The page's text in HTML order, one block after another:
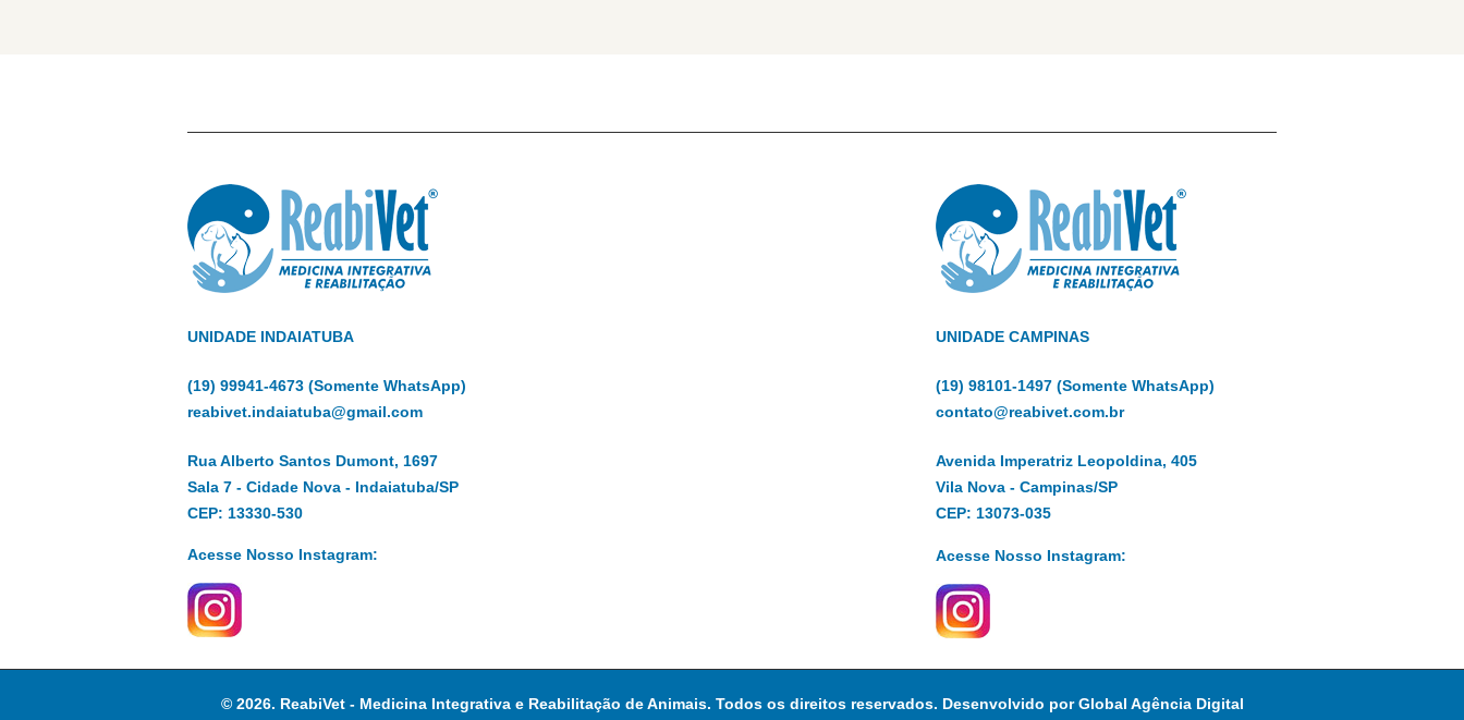
UNIDADE INDAIATUBA
(19) 99941-4673 (Somente WhatsApp)
reabivet.indaiatuba@gmail.com
Rua Alberto Santos Dumont, 1697
Sala 7 - Cidade Nova - Indaiatuba/SP
CEP: 13330-530
Acesse Nosso Instagram:
UNIDADE CAMPINAS
(19) 98101-1497 (Somente WhatsApp)
contato@reabivet.com.br
Avenida Imperatriz Leopoldina, 405
Vila Nova - Campinas/SP
CEP: 13073-035
Acesse Nosso Instagram:
© 2026. ReabiVet - Medicina Integrativa e Reabilitação de Animais. Todos os direitos reservados. Desenvolvido por Global Agência Digital